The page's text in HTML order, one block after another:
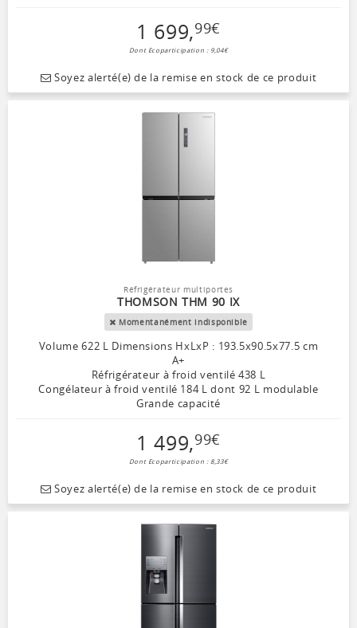
1 699,99€
Dont Ecoparticipation : 9,04€
Soyez alerté(e) de la remise en stock de ce produit
Réfrigérateur multiportes
THOMSON THM 90 IX
Momentanément indisponible
Volume 622 L Dimensions HxLxP : 193.5x90.5x77.5 cm
A+
Réfrigérateur à froid ventilé 438 L
Congélateur à froid ventilé 184 L dont 92 L modulable
Grande capacité
1 499,99€
Dont Ecoparticipation : 8,33€
Soyez alerté(e) de la remise en stock de ce produit